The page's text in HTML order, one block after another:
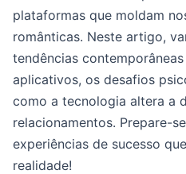
plataformas que moldam
românticas. Neste artigo,
tendências
aplicativos, os desafios
como a tecnologia altera a
relacionamentos. Prepare-
experiências de sucesso
realidade!